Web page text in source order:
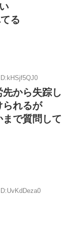
る
から失踪し
られるが
で質問して